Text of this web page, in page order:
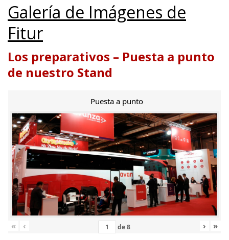
Galería de Imágenes de
Fitur
Los preparativos – Puesta a punto
de nuestro Stand
Puesta a punto
« ‹ de8 › »